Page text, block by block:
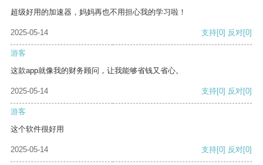
超级好用的加速器，妈妈再也不用担心我的学习啦！
2025-05-14 支持[0] 反对[0]
游客
这款app就像我的财务顾问，让我能够省钱又省心。
2025-05-14 支持[0] 反对[0]
游客
这个软件很好用
2025-05-14 支持[0] 反对[0]